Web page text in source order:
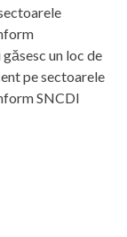
un loc de
pe sectoarele
SNCDI